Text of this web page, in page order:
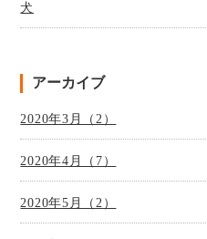
犬
アーカイブ
2020年3月（2）
2020年4月（7）
2020年5月（2）